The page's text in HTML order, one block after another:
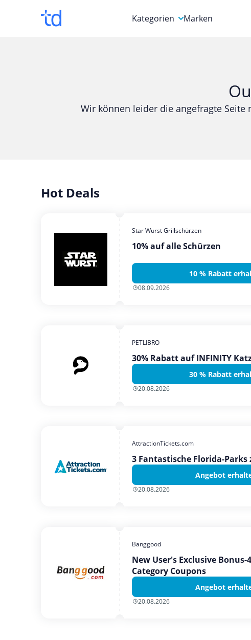
Kategorien
Computer & Elektronik
Marken
Wir können leider die angefragte
Hot Deals
Star Wurst Grillschürzen
10% auf alle Schürzen
10 % Rabatt
08.09.2026
PETLIBRO
30% Rabatt auf INFINITY
30 % Rabatt
20.08.2026
AttractionTickets.com
3 Fantastische Florida-Parks
Angebot
20.08.2026
Banggood
New User's Exclusive
Category Coupons
Angebot
20.08.2026